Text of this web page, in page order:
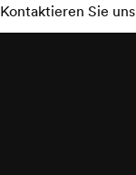
Kontaktieren Sie uns